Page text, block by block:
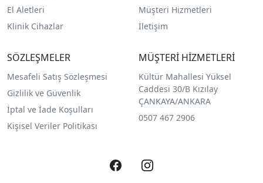
El Aletleri
Klinik Cihazlar
Müşteri Hizmetleri
İletişim
SÖZLEŞMELER
Mesafeli Satış Sözleşmesi
Gizlilik ve Güvenlik
İptal ve İade Koşulları
Kişisel Veriler Politikası
MÜŞTERİ HİZMETLERİ
Kültür Mahallesi Yüksel
Caddesi 30/B Kızılay
ÇANKAYA/ANKARA
0507 467 2906